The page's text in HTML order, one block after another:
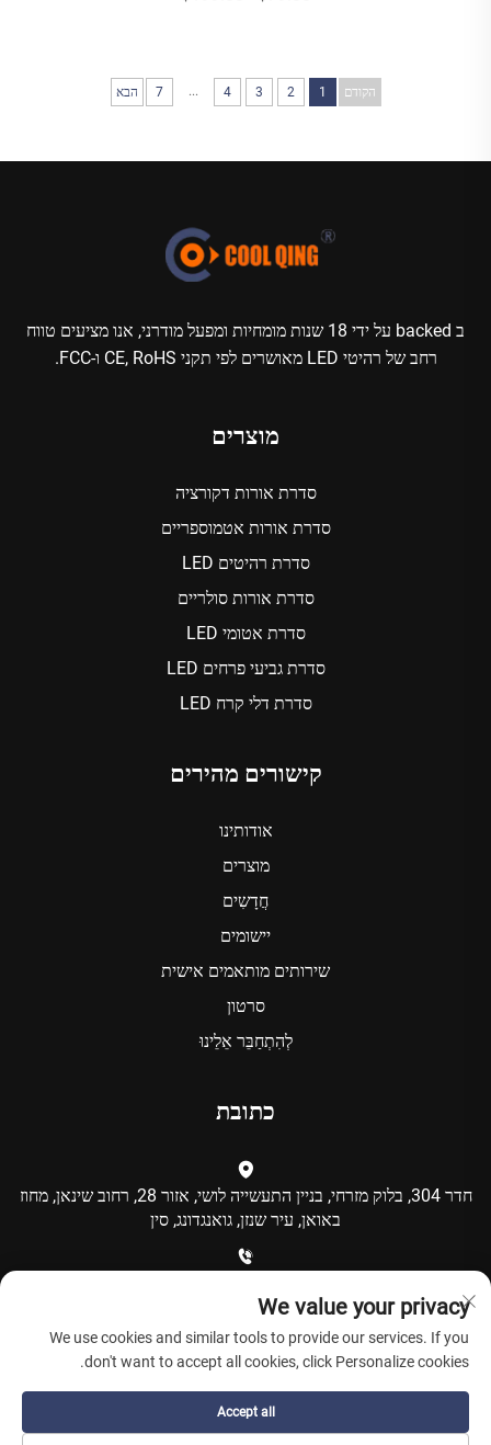
הקודם 1
2
3
4
...
7 הבא
ב backed על ידי 18 שנות מומחיות ומפעל מודרני, אנו מציעים טווח
רחב של רהיטי LED מאושרים לפי תקני CE, RoHS ו-FCC.
מוצרים
סדרת אורות דקורציה
סדרת אורות אטמוספריים
סדרת רהיטים LED
סדרת אורות סולריים
סדרת אטומי LED
סדרת גביעי פרחים LED
סדרת דלי קרח LED
קישורים מהירים
אודותינו
מוצרים
חֲדָשִים
יישומים
שירותים מותאמים אישית
סרטון
לְהִתְחַבֵּר אֵלֵינוּ
כתובת
חדר 304, בלוק מזרחי, בניין התעשייה לושי, אזור 28, רחוב שינאן, מחוז
באואן, עיר שנזן, גואנגדונג, סין
[email protected]
כל הזכויות שמורות © Shenzhen Coolqing Technology Co., Ltd. -
We value your privacy
We use cookies and similar tools to provide our services. If you
don't want to accept all cookies, click Personalize cookies.
Accept all